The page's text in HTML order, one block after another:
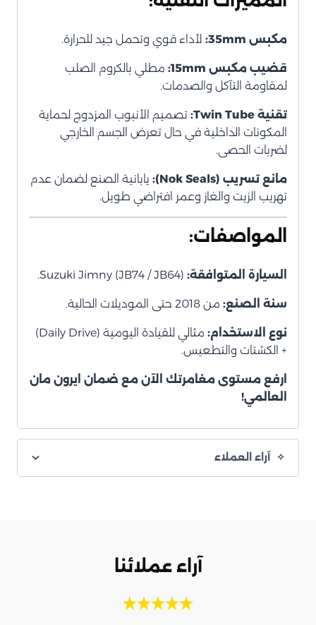
مكبس 35mm: لأداء قوي وتحمل جيد للحرارة.
قضيب مكبس 15mm:
مطلي بالكروم الصلب
لمقاومة التآكل والصدمات.
تقنية Twin Tube:
تصميم الأنبوب المزدوج لحماية
المكونات الداخلية في حال تعرض الجسم الخارجي
لضربات الحصى.
مانع تسريب (Nok Seals):
يابانية الصنع لضمان عدم
تهريب الزيت والغاز وعمر افتراضي طويل.
المواصفات:
السيارة المتوافقة:
سنة الصنع: من 2018 حتى الموديلات الحالية.
نوع الاستخدام:
مثالي للقيادة اليومية (Daily Drive)
+ الكشتات والتطعيس.
ارفع مستوى مغامرتك الآن مع ضمان ايرون مان
العالمي!
آراء العملاء
آراء عملائنا